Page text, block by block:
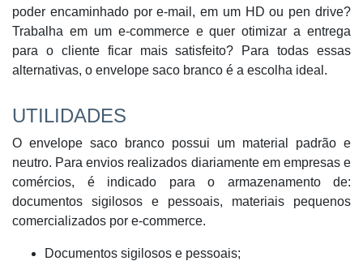
poder encaminhado por e-mail, em um HD ou pen drive?
Trabalha em um e-commerce e quer otimizar a entrega
para o cliente ficar mais satisfeito? Para todas essas
alternativas, o envelope saco branco é a escolha ideal.
UTILIDADES
O envelope saco branco possui um material padrão e
neutro. Para envios realizados diariamente em empresas e
comércios, é indicado para o armazenamento de:
documentos sigilosos e pessoais, materiais pequenos
comercializados por e-commerce.
Documentos sigilosos e pessoais;